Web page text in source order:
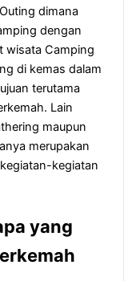
dimana
dengan
wisata Camping
di kemas dalam
terutama
Lain
maupun
merupakan
kegiatan
yang